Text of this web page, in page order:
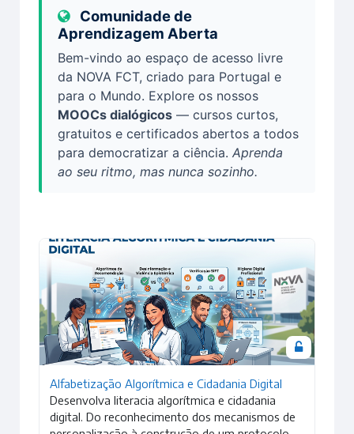
Comunidade de
Aprendizagem Aberta
Bem-vindo ao espaço de acesso livre
da NOVA FCT, criado para Portugal e
para o Mundo. Explore os nossos
MOOCs dialógicos — cursos curtos,
gratuitos e certificados abertos a todos
para democratizar a ciência.Aprenda
ao seu ritmo, mas nunca sozinho.
Imagem da disciplina Alfabetização Algorítmica e
Alfabetização Algorítmica e Cidadania Digital
Desenvolva literacia algorítmica e cidadania
digital. Do reconhecimento dos mecanismos de